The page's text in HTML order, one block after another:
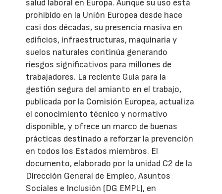
salud laboral en Europa. Aunque su uso está
prohibido en la Unión Europea desde hace
casi dos décadas, su presencia masiva en
edificios, infraestructuras, maquinaria y
suelos naturales continúa generando
riesgos significativos para millones de
trabajadores. La reciente Guía para la
gestión segura del amianto en el trabajo,
publicada por la Comisión Europea, actualiza
el conocimiento técnico y normativo
disponible, y ofrece un marco de buenas
prácticas destinado a reforzar la prevención
en todos los Estados miembros. El
documento, elaborado por la unidad C2 de la
Dirección General de Empleo, Asuntos
Sociales e Inclusión (DG EMPL), en